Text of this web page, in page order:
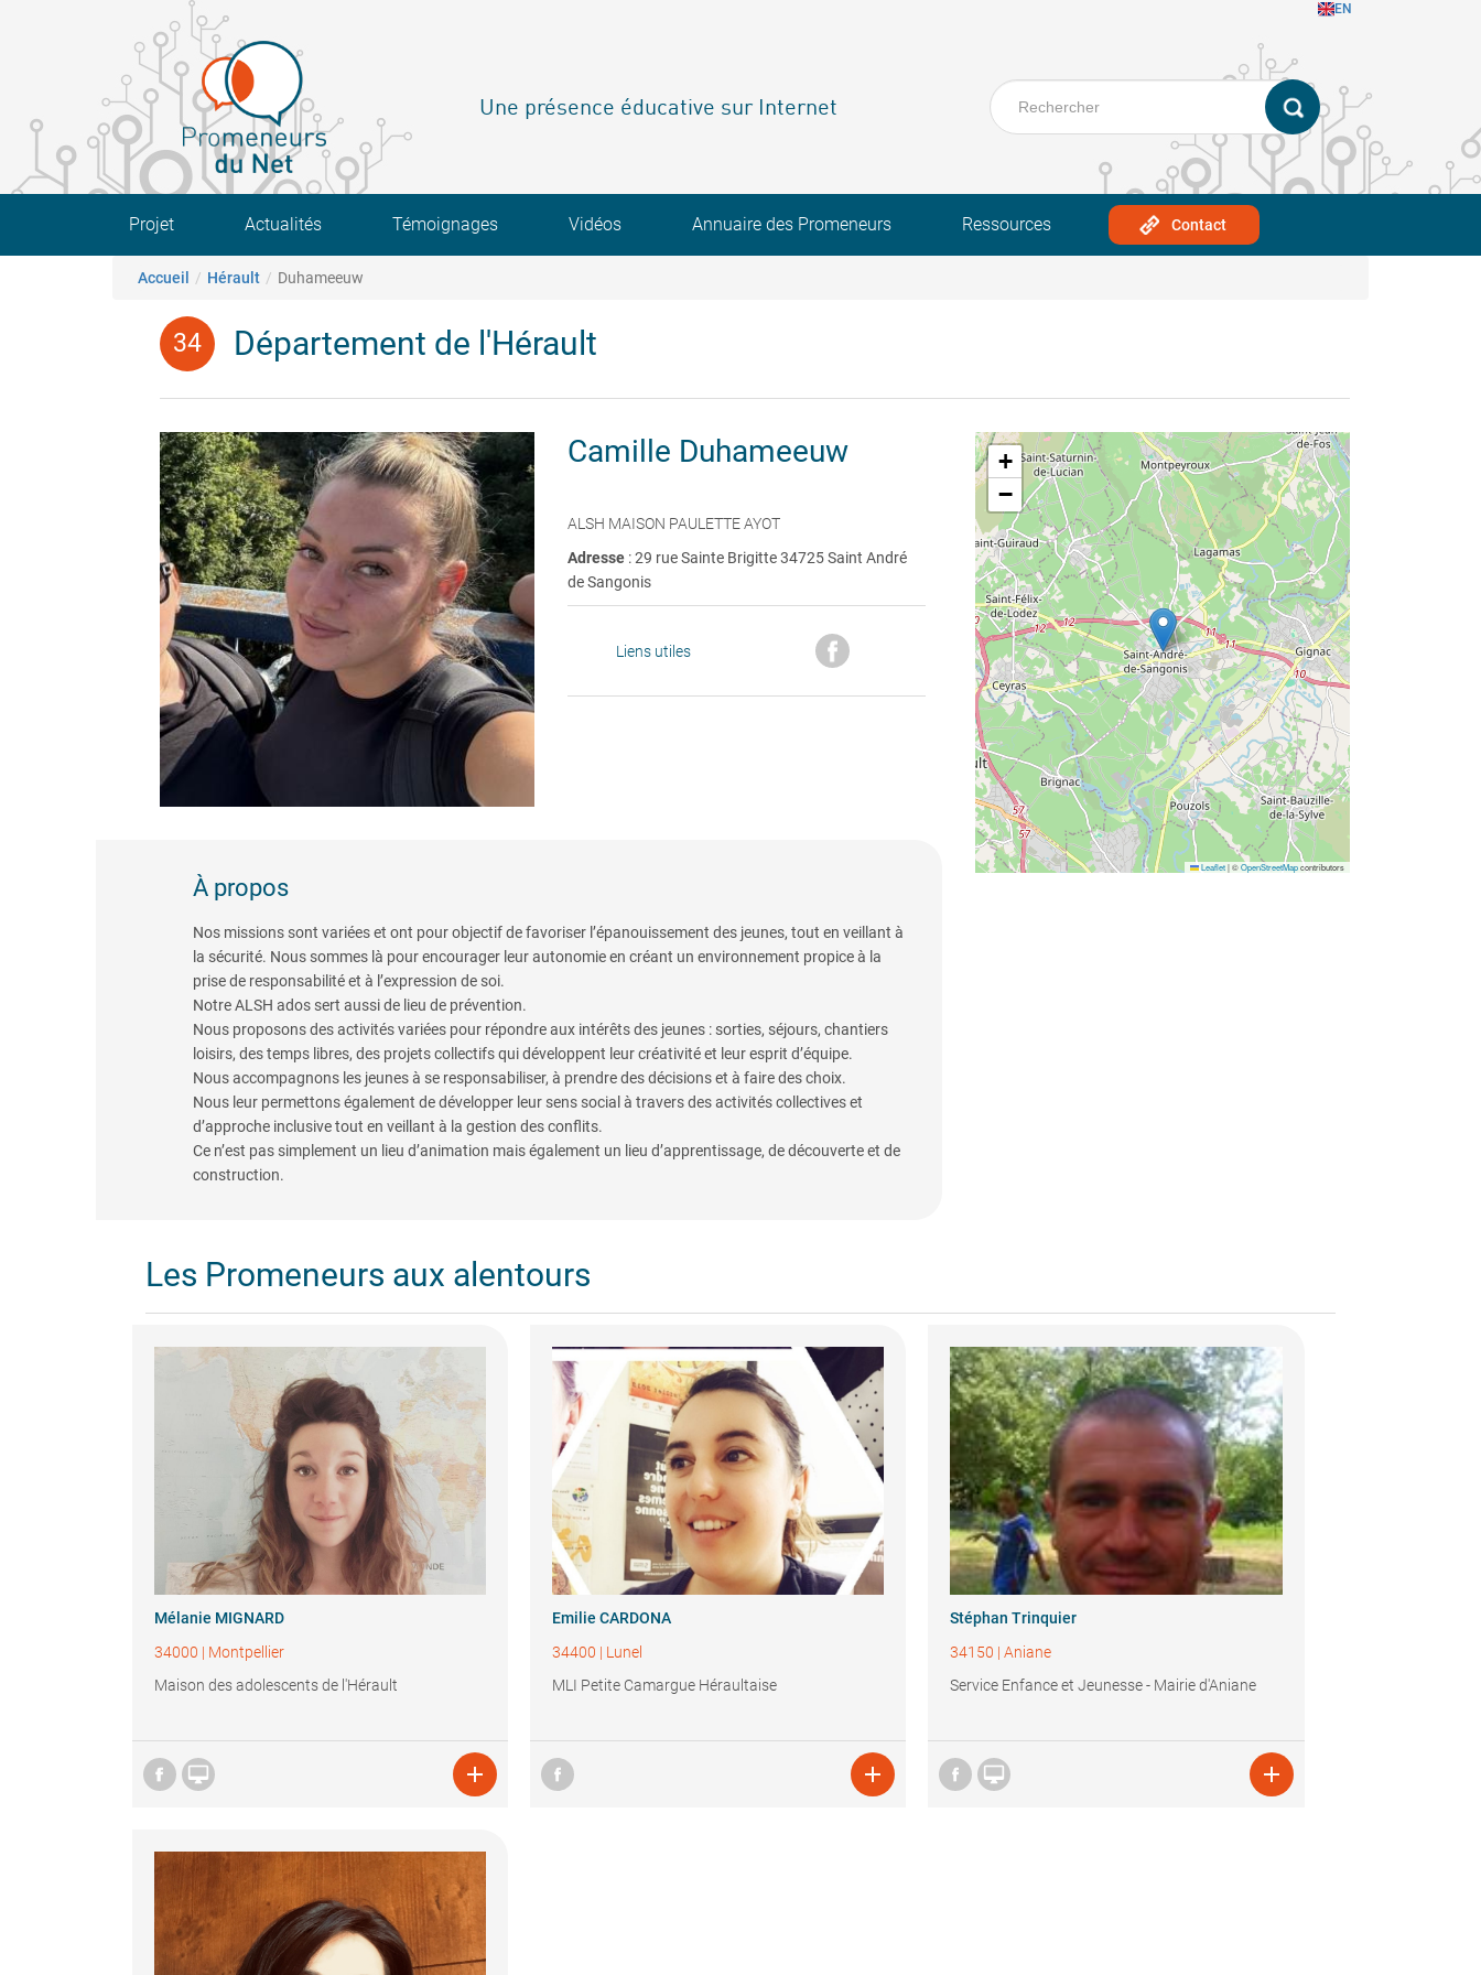
EN
Une présence éducative sur Internet
Main navigation
Projet Actualités Témoignages Vidéos Annuaire des Promeneurs Ressources Contact
Fil d'Ariane
Accueil Hérault Duhameeuw
Département de l'Hérault
Camille Duhameeuw
ALSH MAISON PAULETTE AYOT
Adresse : 29 rue Sainte Brigitte 34725 Saint André
de Sangonis
Liens utiles
À propos
Nos missions sont variées et ont pour objectif de favoriser l’épanouissement des jeunes, tout en veillant à
la sécurité. Nous sommes là pour encourager leur autonomie en créant un environnement propice à la
prise de responsabilité et à l’expression de soi.
Notre ALSH ados sert aussi de lieu de prévention.
Nous proposons des activités variées pour répondre aux intérêts des jeunes : sorties, séjours, chantiers
loisirs, des temps libres, des projets collectifs qui développent leur créativité et leur esprit d’équipe.
Nous accompagnons les jeunes à se responsabiliser, à prendre des décisions et à faire des choix.
Nous leur permettons également de développer leur sens social à travers des activités collectives et
d’approche inclusive tout en veillant à la gestion des conflits.
Ce n’est pas simplement un lieu d’animation mais également un lieu d’apprentissage, de découverte et de
construction.
+
−
Leaflet |©OpenStreetMapcontributors
Les Promeneurs aux alentours
Mélanie MIGNARD
34000 | Montpellier
Maison des adolescents de l'Hérault
 
Emilie CARDONA
34400 | Lunel
MLI Petite Camargue Héraultaise

Stéphan Trinquier
34150 |Aniane
Service Enfance et Jeunesse - Mairie d'Aniane
 